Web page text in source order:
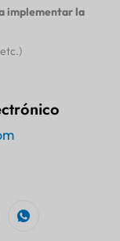
implementar la